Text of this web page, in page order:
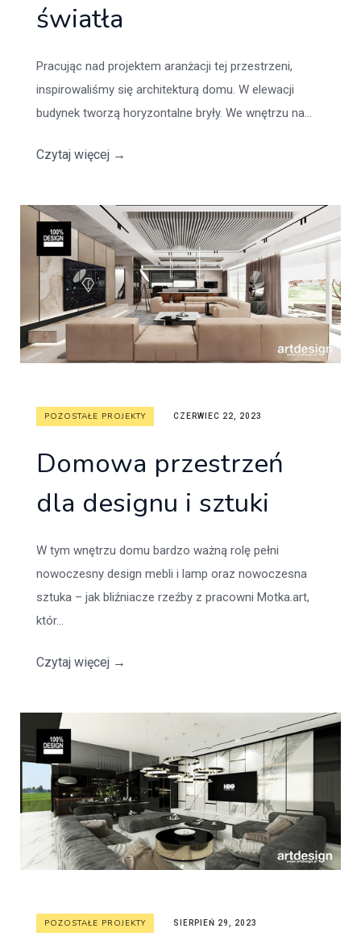
światła
Pracując nad projektem aranżacji tej przestrzeni,
inspirowaliśmy się architekturą domu. W elewacji
budynek tworzą horyzontalne bryły. We wnętrzu na...
Czytaj więcej →
POZOSTAŁE PROJEKTY CZERWIEC 22, 2023
Domowa przestrzeń
dla designu i sztuki
W tym wnętrzu domu bardzo ważną rolę pełni
nowoczesny design mebli i lamp oraz nowoczesna
sztuka – jak bliźniacze rzeźby z pracowni Motka.art,
któr...
Czytaj więcej →
POZOSTAŁE PROJEKTY SIERPIEŃ 29, 2023